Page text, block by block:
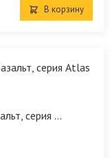
В корзину
серия ...